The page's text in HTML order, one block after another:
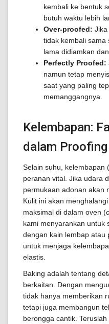
kembali ke bentuk
butuh waktu lebih
Over-proofed:
tidak kembali sama
lama didiamkan
Perfectly Proofed:
namun tetap
saat yang paling
memanggangnya.
Kelembapan:
dalam Proofing
Selain suhu, kelembapan (
peranan vital. Jika udara
permukaan adonan akan
Kulit ini akan
maksimal di dalam oven (
kami menyarankan untuk
dengan kain lembap atau
untuk menjaga
elastis.
Baking adalah tentang
berkaitan. Dengan
tidak hanya memberikan
tetapi juga membangun
berongga cantik.